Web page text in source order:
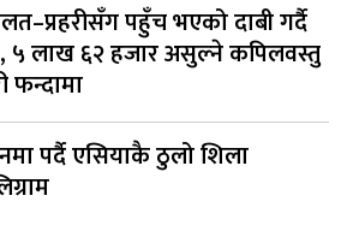
पहुँच भएको दाबी गर्दै
५ लाख ६२ हजार असुल्ने कपिलवस्तु
फन्दामा
पर्दै एसियाकै ठुलो शिला